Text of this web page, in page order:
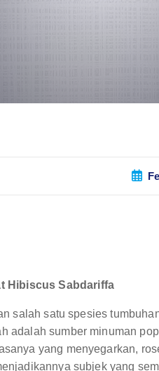
Hibiscus Sabdariffa
salah satu spesies
adalah sumber minuman
yang menyegarkan,
subjek yang